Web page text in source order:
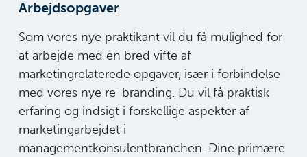
Arbejdsopgaver
Som vores nye praktikant vil du få mulighed for
at arbejde med en bred vifte af
marketingrelaterede opgaver, især i forbindelse
med vores nye re-branding. Du vil få praktisk
erfaring og indsigt i forskellige aspekter af
marketingarbejdet i
managementkonsulentbranchen. Dine primære